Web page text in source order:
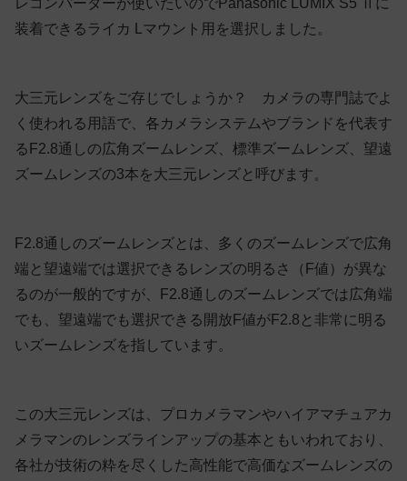
装着できるライカ Lマウント用を選択しました。
大三元レンズをご存じでしょうか？ カメラの専門誌でよ
く使われる用語で、各カメラシステムやブランドを代表す
るF2.8通しの広角ズームレンズ、標準ズームレンズ、望遠
ズームレンズの3本を大三元レンズと呼びます。
F2.8通しのズームレンズとは、多くのズームレンズで広角
端と望遠端では選択できるレンズの明るさ（F値）が異な
るのが一般的ですが、F2.8通しのズームレンズでは広角端
でも、望遠端でも選択できる開放F値がF2.8と非常に明る
いズームレンズを指しています。
この大三元レンズは、プロカメラマンやハイアマチュアカ
メラマンのレンズラインアップの基本ともいわれており、
各社が技術の粋を尽くした高性能で高価なズームレンズの